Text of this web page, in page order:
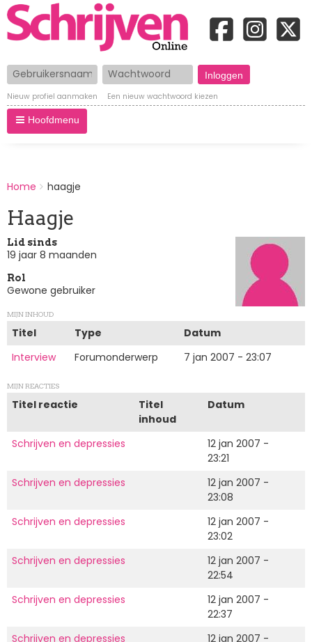
Gebruikersnaam Wachtwoord
Nieuw profiel aanmaken Een nieuw wachtwoord kiezen
Hoofdmenu
BREADCRUMBS
You
here:
Home haagje
Haagje
Lid sinds
19 jaar 8 maanden
Rol
Gewone gebruiker
MIJN INHOUD
Titel Type
Datum
Interview
Forumonderwerp 7 jan 2007 - 23:07
MIJN REACTIES
Titel reactie
Titel
inhoud
Datum
Schrijven en depressies
12 jan 2007 -
23:21
Schrijven en depressies
12 jan 2007 -
23:08
Schrijven en depressies
12 jan 2007 -
23:02
Schrijven en depressies
12 jan 2007 -
22:54
Schrijven en depressies
12 jan 2007 -
22:37
Schrijven en depressies
12 jan 2007 -